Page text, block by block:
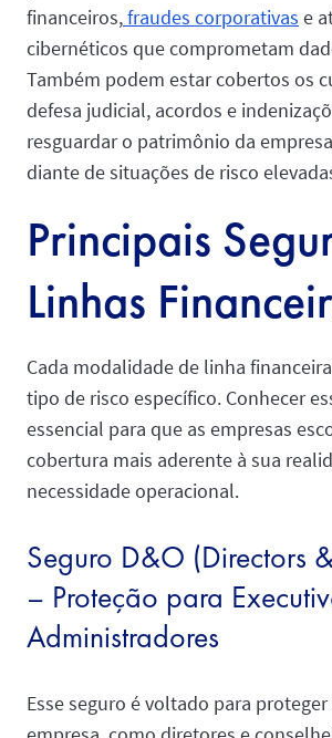
financeiros,fraudes corporativas e
cibernéticos que comprometam
Também podem estar cobertos os
defesa judicial, acordos e
resguardar o patrimônio da
diante de situações de risco
Principais
Linhas
Cada modalidade de linha
tipo de risco específico. Conhecer
essencial para que as empresas
cobertura mais aderente à sua
necessidade operacional.
Seguro D&O (Directors
– Proteção para
Administradores
Esse seguro é voltado para